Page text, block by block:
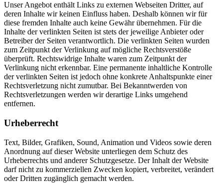
Unser Angebot enthält Links zu externen Webseiten Dritter, auf
deren Inhalte wir keinen Einfluss haben. Deshalb können wir für
diese fremden Inhalte auch keine Gewähr übernehmen. Für die
Inhalte der verlinkten Seiten ist stets der jeweilige Anbieter oder
Betreiber der Seiten verantwortlich. Die verlinkten Seiten wurden
zum Zeitpunkt der Verlinkung auf mögliche Rechtsverstöße
überprüft. Rechtswidrige Inhalte waren zum Zeitpunkt der
Verlinkung nicht erkennbar. Eine permanente inhaltliche Kontrolle
der verlinkten Seiten ist jedoch ohne konkrete Anhaltspunkte einer
Rechtsverletzung nicht zumutbar. Bei Bekanntwerden von
Rechtsverletzungen werden wir derartige Links umgehend
entfernen.
Urheberrecht
Text, Bilder, Grafiken, Sound, Animation und Videos sowie deren
Anordnung auf dieser Website unterliegen dem Schutz des
Urheberrechts und anderer Schutzgesetze. Der Inhalt der Website
darf nicht zu kommerziellen Zwecken kopiert, verbreitet, verändert
oder Dritten zugänglich gemacht werden.